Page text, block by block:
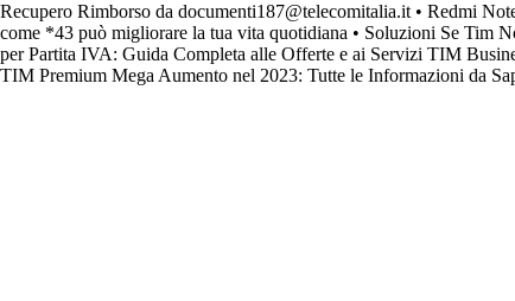
Recupero Rimborso da documenti187@telecomitalia.it • Redmi
come *43 può migliorare la tua vita quotidiana • Soluzioni Se Tim
per Partita IVA: Guida Completa alle Offerte e ai Servizi TIM
TIM Premium Mega Aumento nel 2023: Tutte le Informazioni da